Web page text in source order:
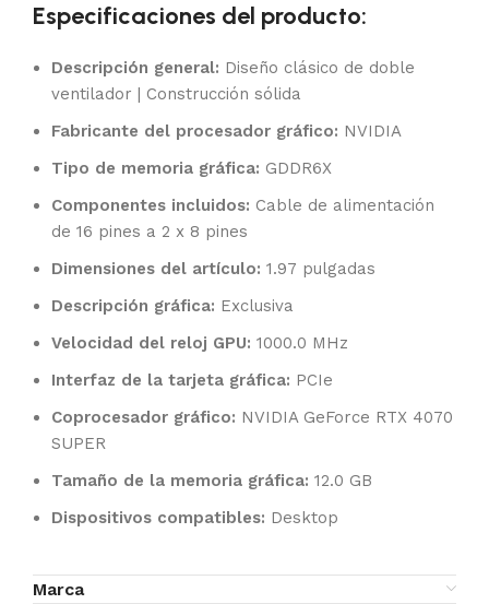
Especificaciones del producto:
Descripción general: Diseño clásico de doble
ventilador | Construcción sólida
Fabricante del procesador gráfico: NVIDIA
Tipo de memoria gráfica: GDDR6X
Componentes incluidos: Cable de alimentación
de 16 pines a 2 x 8 pines
Dimensiones del artículo: 1.97 pulgadas
Descripción gráfica: Exclusiva
Velocidad del reloj GPU: 1000.0 MHz
Interfaz de la tarjeta gráfica: PCIe
Coprocesador gráfico: NVIDIA GeForce RTX 4070
SUPER
Tamaño de la memoria gráfica: 12.0 GB
Dispositivos compatibles: Desktop
Marca